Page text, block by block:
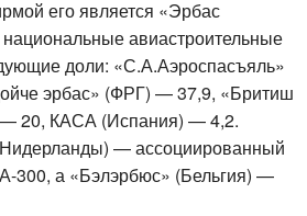
его является «Эрбас
национальные авиастроительные
доли: «С.А.Аэроспасъяль»
эрбас» (ФРГ) — 37,9, «Бритиш
— 20, КАСА (Испания) — 4,2.
— ассоциированный
300, а «Бэлэрбюс» (Бельгия) —